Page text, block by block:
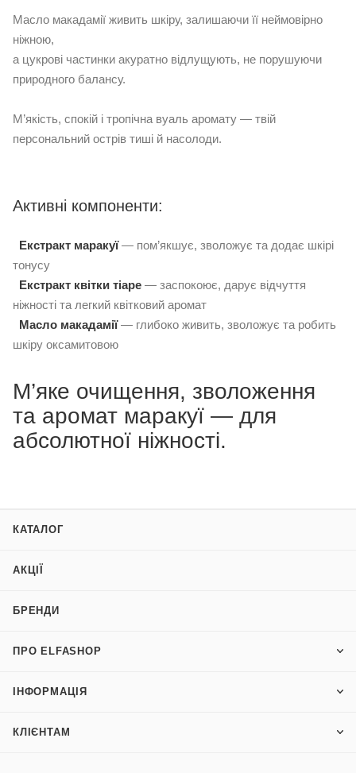
Масло макадамії живить шкіру, залишаючи її неймовірно
ніжною,
а цукрові частинки акуратно відлущують, не порушуючи
природного балансу.
М’якість, спокій і тропічна вуаль аромату — твій
персональний острів тиші й насолоди.
Активні компоненти:
Екстракт маракуї— пом’якшує, зволожує та додає шкірі
тонусу
Екстракт квітки тіаре — заспокоює, дарує відчуття
ніжності та легкий квітковий аромат
Масло макадамії— глибоко живить, зволожує та робить
шкіру оксамитовою
М’яке очищення, зволоження
та аромат маракуї — для
абсолютної ніжності.
КАТАЛОГ
АКЦІЇ
БРЕНДИ
ПРО ELFASHOP
ІНФОРМАЦІЯ
КЛІЄНТАМ